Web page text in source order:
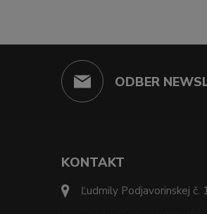
ODBER
KONTAKT
Ľudmily Podjavorinskej č.